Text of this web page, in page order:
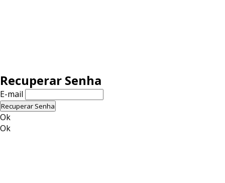
Recuperar Senha
E-mail
Recuperar Senha
Ok
Ok